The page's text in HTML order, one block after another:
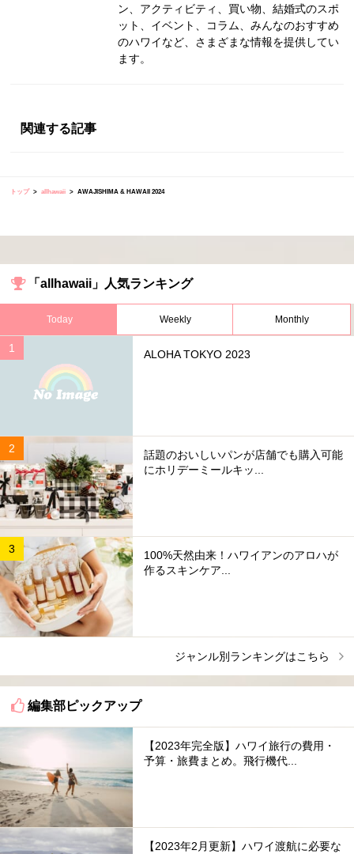
ン、アクティビティ、買い物、結婚式のスポ
ット、イベント、コラム、みんなのおすすめ
のハワイなど、さまざまな情報を提供してい
ます。
関連する記事
トップ allhawaii AWAJISHIMA & HAWAII 2024
「allhawaii」人気ランキング
Today Weekly Monthly
ALOHA TOKYO 2023
話題のおいしいパンが店舗でも購入可能
にホリデーミールキッ...
100%天然由来！ハワイアンのアロハが
作るスキンケア...
ジャンル別ランキングはこちら
編集部ピックアップ
【2023年完全版】ハワイ旅行の費用・
予算・旅費まとめ。飛行機代...
【2023年2月更新】ハワイ渡航に必要な